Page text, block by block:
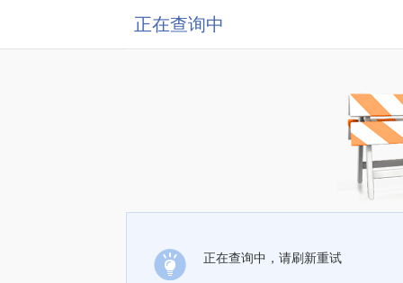
正在查询中
正在查询中，请刷新重试